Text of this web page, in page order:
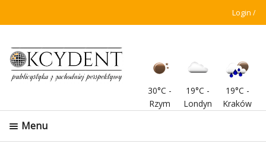
Login
30°C -
Rzym
19°C -
Londyn
19°C -
Kraków
Menu